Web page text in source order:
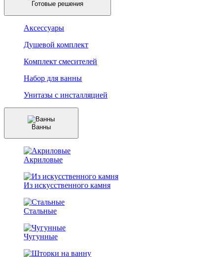
Готовые решения
Аксессуары
Душевой комплект
Комплект смесителей
Набор для ванны
Унитазы с инсталляцией
Ванны
Акриловые
Из искусственного камня
Стальные
Чугунные